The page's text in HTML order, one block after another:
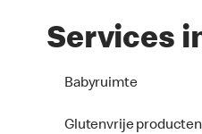
Services
Babyruimte
Glutenvrije producten